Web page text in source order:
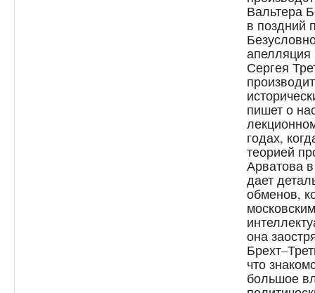
Вальтера
в поздний
апелляция
Сергея
пишет о
годах,
теорией
Арватова
дает
обменов,
она
что
большое